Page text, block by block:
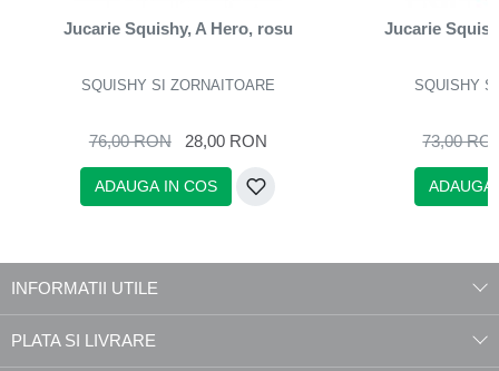
Jucarie Squishy, A Hero, rosu
SQUISHY SI ZORNAITOARE
76,00 RON 28,00 RON
ADAUGA IN COS
Jucarie
SQUISHY
73,00
ADAUGA
INFORMATII UTILE
PLATA SI LIVRARE